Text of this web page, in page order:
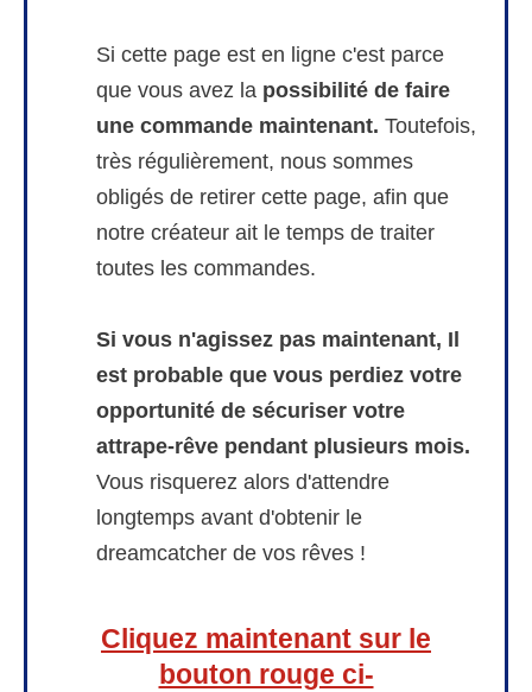
Si cette page est en ligne c'est parce
que vous avez la possibilité de faire
une commande maintenant. Toutefois,
très régulièrement, nous sommes
obligés de retirer cette page, afin que
notre créateur ait le temps de traiter
toutes les commandes.
Si vous n'agissez pas maintenant, Il
est probable que vous perdiez votre
opportunité de sécuriser votre
attrape-rêve pendant plusieurs mois.
Vous risquerez alors d'attendre
longtemps avant d'obtenir le
dreamcatcher de vos rêves !
Cliquez maintenant sur le
bouton rouge ci-